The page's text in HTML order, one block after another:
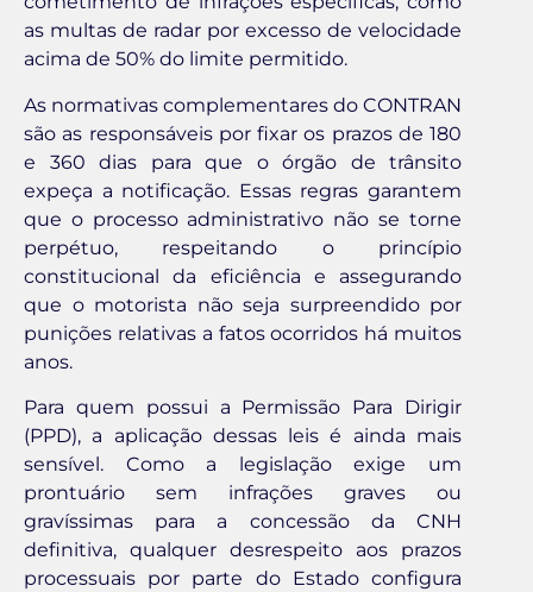
as multas de radar por excesso de velocidade
acima de 50% do limite permitido.
As normativas complementares do CONTRAN
são as responsáveis por fixar os prazos de 180
e 360 dias para que o órgão de trânsito
expeça a notificação. Essas regras garantem
que o processo administrativo não se torne
perpétuo, respeitando o princípio
constitucional da eficiência e assegurando
que o motorista não seja surpreendido por
punições relativas a fatos ocorridos há muitos
anos.
Para quem possui a Permissão Para Dirigir
(PPD), a aplicação dessas leis é ainda mais
sensível. Como a legislação exige um
prontuário sem infrações graves ou
gravíssimas para a concessão da CNH
definitiva, qualquer desrespeito aos prazos
processuais por parte do Estado configura